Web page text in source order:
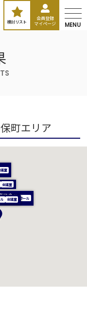
検討リスト
会員登録
マイページ MENU
町エリア
アネッ